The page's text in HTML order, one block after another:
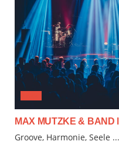
MAX MUTZKE & BAND
Groove, Harmonie, Seele ...